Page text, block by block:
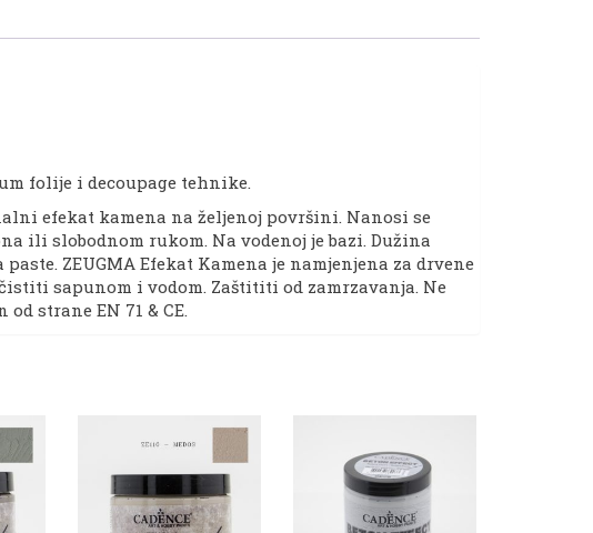
folije i decoupage tehnike.
efekat kamena na željenoj površini. Nanosi se
ili slobodnom rukom. Na vodenoj je bazi. Dužina
ZEUGMA Efekat Kamena je namjenjena za drvene
sapunom i vodom. Zaštititi od zamrzavanja. Ne
strane EN 71 & CE.